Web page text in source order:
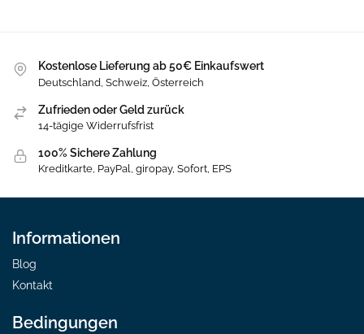
Kostenlose Lieferung ab 50€ Einkaufswert
Deutschland, Schweiz, Österreich
Zufrieden oder Geld zurück
14-tägige Widerrufsfrist
100% Sichere Zahlung
Kreditkarte, PayPal, giropay, Sofort, EPS
Informationen
Blog
Kontakt
Bedingungen